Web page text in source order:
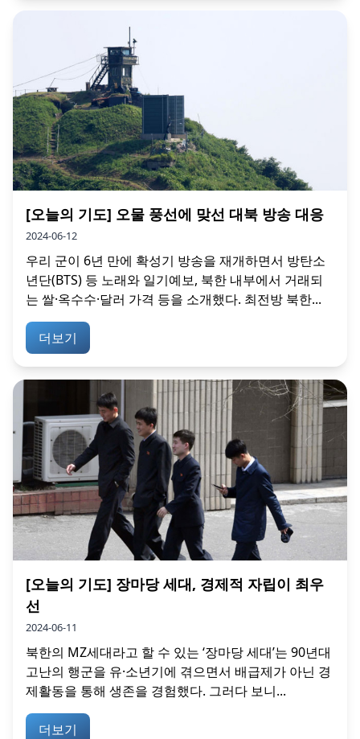
[오늘의 기도] 오물 풍선에 맞선 대북 방송 대응
2024-06-12
우리 군이 6년 만에 확성기 방송을 재개하면서 방탄소
년단(BTS) 등 노래와 일기예보, 북한 내부에서 거래되
는 쌀·옥수수·달러 가격 등을 소개했다. 최전방 북한...
더보기
[오늘의 기도] 장마당 세대, 경제적 자립이 최우
선
2024-06-11
북한의 MZ세대라고 할 수 있는 ‘장마당 세대’는 90년대
고난의 행군을 유·소년기에 겪으면서 배급제가 아닌 경
제활동을 통해 생존을 경험했다. 그러다 보니...
더보기